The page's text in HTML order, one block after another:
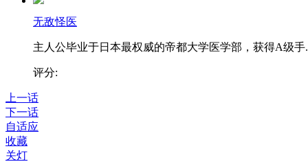
无敌怪医
主人公毕业于日本最权威的帝都大学医学部，获得A级手
评分:
上一话
下一话
自适应
收藏
关灯